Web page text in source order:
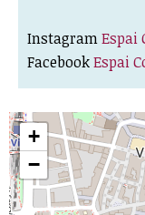
InstagramEspai
FacebookEspai
+
−